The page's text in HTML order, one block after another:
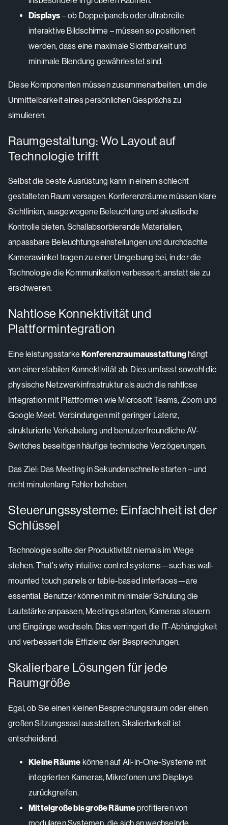
Displays – ob Doppelpanels oder ultrabreite
interaktive Bildschirme – müssen so positioniert
werden, dass eine maximale Sichtbarkeit und
minimale Blendung gewährleistet sind.
Diese Komponenten müssen zusammenarbeiten, um die
Unmittelbarkeit eines persönlichen Gesprächs zu
simulieren.
Raumgestaltung: Wo Layout auf
Technologie trifft
Selbst die beste Ausrüstung kann in einem schlecht
gestalteten Raum versagen. Konferenzräume müssen klare
Sichtlinien, ausgewogene Beleuchtung und akustische
Kontrolle bieten. Schallabsorbierende Materialien,
anpassbare Beleuchtungseinstellungen und durchdachte
Kamerawinkel tragen zu einer Umgebung bei, in der die
Technologie die Kommunikation verbessert, anstatt sie zu
erschweren.
Nahtlose Konnektivität und
Plattformintegration
Eine leistungsstarkeKonferenzraumausstattunghängt
von einer stabilen Konnektivität ab. Dies umfasst sowohl die
physische Netzwerkinfrastruktur als auch die nahtlose
Integration mit Plattformen wie Microsoft Teams, Zoom und
Google Meet. Verbindungen mit geringer Latenz,
strukturierte Verkabelung und benutzerfreundliche AV-
Switches beseitigen häufige technische Verzögerungen.
Das Ziel: Das Meeting in Sekundenschnelle starten – und
nicht minutenlang Fehler beheben.
Steuerungssysteme: Einfachheit ist der
Schlüssel
Technologie sollte der Produktivität niemals im Wege
stehen. That’s why intuitive control systems—such as wall-
mounted touch panels or table-based interfaces—are
essential. Benutzer können mit minimaler Schulung die
Lautstärke anpassen, Meetings starten, Kameras steuern
und Eingänge wechseln. Dies verringert die IT-Abhängigkeit
und verbessert die Effizienz der Besprechungen.
Skalierbare Lösungen für jede
Raumgröße
Egal, ob Sie einen kleinen Besprechungsraum oder einen
großen Sitzungssaal ausstatten, Skalierbarkeit ist
entscheidend.
Kleine Räume können auf All-in-One-Systeme mit
integrierten Kameras, Mikrofonen und Displays
zurückgreifen.
Mittelgroße bis große Räumeprofitieren von